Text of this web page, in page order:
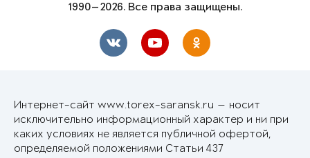
1990—2026. Все права защищены.
Интернет-сайт www.torex-saransk.ru — носит
исключительно информационный характер и ни при
каких условиях не является публичной офертой,
определяемой положениями Статьи 437